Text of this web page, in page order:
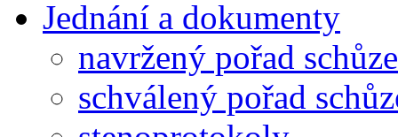
Jednání a dokumenty
navržený pořad schůze
schválený pořad